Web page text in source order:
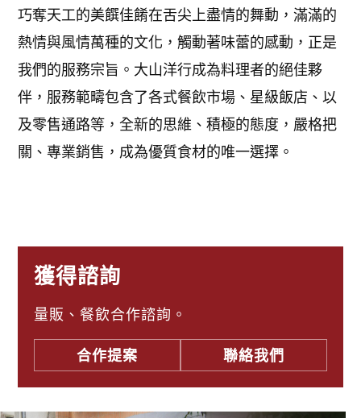
巧奪天工的美饌佳餚在舌尖上盡情的舞動，滿滿的
熱情與風情萬種的文化，觸動著味蕾的感動，正是
我們的服務宗旨。大山洋行成為料理者的絕佳夥
伴，服務範疇包含了各式餐飲市場、星級飯店、以
及零售通路等，全新的思維、積極的態度，嚴格把
關、專業銷售，成為優質食材的唯一選擇。
獲得諮詢
量販、餐飲合作諮詢。
聯絡我們
合作提案